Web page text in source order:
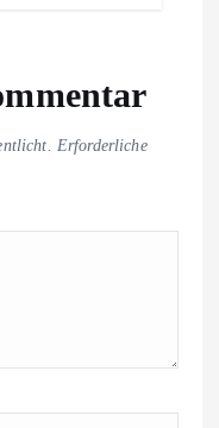
Erforderliche